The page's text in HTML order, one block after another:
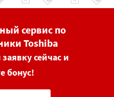
сервис по
Toshiba
сейчас и
бонус!